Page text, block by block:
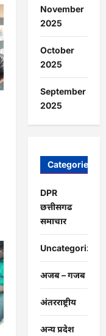
November
2025
October
2025
September
2025
Categories
DPR
छत्तीसगढ
समाचार
Uncategorized
अजब – गजब
अंतरराष्ट्रीय
अन्य प्रदेश